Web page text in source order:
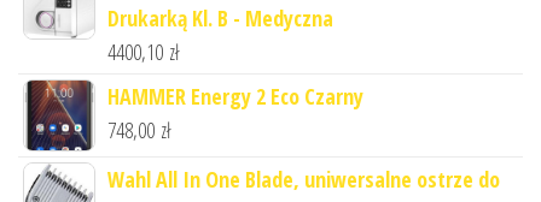
Drukarką Kl. B - Medyczna
4400,10 zł
HAMMER Energy 2 Eco Czarny
748,00 zł
Wahl All In One Blade, uniwersalne ostrze do